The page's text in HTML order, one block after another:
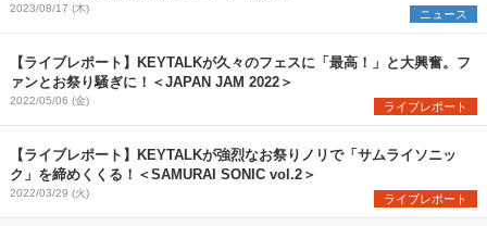
2023/08/17 (木) ニュース
【ライブレポート】KEYTALKが久々のフェスに「最高！」と大興奮。フ
ァンとお祭り騒ぎに！＜JAPAN JAM 2022＞
2022/05/06 (金) ライブレポート
【ライブレポート】KEYTALKが強烈なお祭りノリで「サムライソニッ
ク」を締めくくる！＜SAMURAI SONIC vol.2＞
2022/03/29 (火) ライブレポート